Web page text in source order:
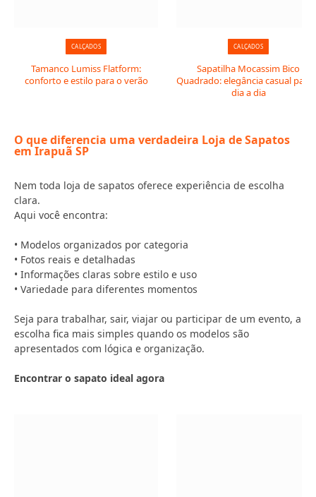
CALÇADOS
Tamanco Lumiss Flatform:
conforto e estilo para o verão
CALÇADOS
Sapatilha Mocassim Bico
Quadrado: elegância casual para
dia a dia
O que diferencia uma verdadeira Loja de Sapatos
em Irapuã SP
Nem toda loja de sapatos oferece experiência de escolha
clara.
Aqui você encontra:
• Modelos organizados por categoria
• Fotos reais e detalhadas
• Informações claras sobre estilo e uso
• Variedade para diferentes momentos
Seja para trabalhar, sair, viajar ou participar de um evento, a
escolha fica mais simples quando os modelos são
apresentados com lógica e organização.
Encontrar o sapato ideal agora